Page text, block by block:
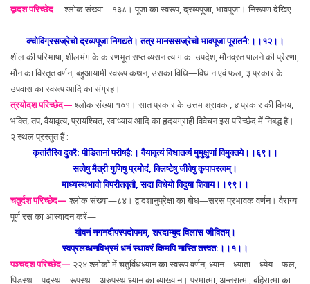
द्वादश परिच्छेद—श्लोक संख्या—१३८। पूजा का स्वरूप, द्रव्यपूजा, भावपूजा। निरूपण देखिए
—
क्चोविग्रसज्रेचो द्रव्यपूजा निगद्यते। तत्र मानससज्रेचो भावपूजा पूरातनै:।।१२।।
शील की परिभाषा, शीलभंग के कारणभूत सप्त व्यसन त्याग का उपदेश, मौनव्रत पालने की प्रेरणा,
मौन का विस्तृत वर्णन, बहुआयामी स्वरूप कथन, उसका विधि—विधान एवं फल, ३ प्रकार के
उपवास का स्वरूप आदि का संग्रह।
त्रयोदश परिच्छेद— श्लोक संख्या १०१। सात प्रकार के उत्तम श्रावक , ४ प्रकार की विनय,
भक्ति, तप, वैयावृत्य, प्रायश्चित, स्वाध्याय आदि का हृदयग्राही विवेचन इस परिच्छेद में निबद्ध है।
२ स्थल प्रस्तुत हैं :
कृतांतैरिव दुवरै: पीडितानां परीषहै:। वैयावृत्यं विधातव्यं मुमुक्षुणां विमुक्तये।।६९।।
सत्वेषु मैत्री गुणिषु प्रमोदं, क्लिष्टेषु जीवेषु कृपापरत्वम्।
माध्यस्थभावो विपरीतवृतौ, सदा विधेयो विदुषा शिवाय।।९९।।
चतुर्दश परिच्छेद— श्लोक संख्या—८४। द्वादशानुप्रेक्षा का बोध—सरस प्रभावक वर्णन। वैराग्य
पूर्ण रस का आस्वादन करें—
यौवनं नगनदीपस्पदोपमम्, शरदाम्बुद विलास जीवितम्।
स्वप्रलब्धनविभ्रमं धनं स्थावरं किमपि नास्ति तत्त्वत:।।१।।
पञ्चदश परिच्छेद— २२४ श्लोकों में चतुर्विधध्यान का स्वरूप वर्णन, ध्यान—ध्याता—ध्येय—फल,
पिडस्थ—पदस्थ—रूपस्थ—अरुपस्थ ध्यान का व्याख्यान। परमात्मा, अन्तरात्मा, बहिरात्मा का